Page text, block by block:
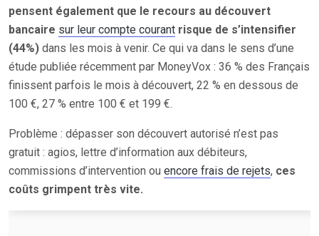
pensent également que le recours au découvert
bancaire sur leur compte courant risque de s’intensifier
(44%) dans les mois à venir. Ce qui va dans le sens d’une
étude publiée récemment par MoneyVox : 36 % des Français
finissent parfois le mois à découvert, 22 % en dessous de
100 €, 27 % entre 100 € et 199 €.
Problème : dépasser son découvert autorisé n’est pas
gratuit : agios, lettre d’information aux débiteurs,
commissions d’intervention ou encore frais de rejets, ces
coûts grimpent très vite.